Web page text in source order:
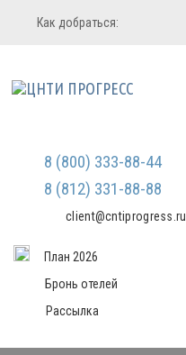
Регистрация
Мы не передаем ваши данные
третьим лицам и не рассылаем
Вход в систему
Как добраться:
8 (800) 333-88-44
8 (812) 331-88-88
client@cntiprogress.ru
План 2026
Бронь отелей
Рассылка